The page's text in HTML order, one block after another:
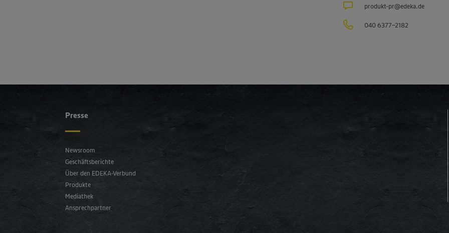
produkt-pr@edeka.de
040 6377-2182
Presse
Newsroom
Geschäftsberichte
Über den EDEKA-Verbund
Produkte
Mediathek
Ansprechpartner